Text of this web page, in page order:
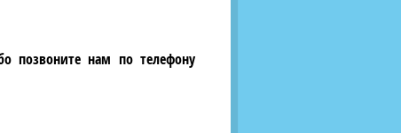
позвоните нам по телефону